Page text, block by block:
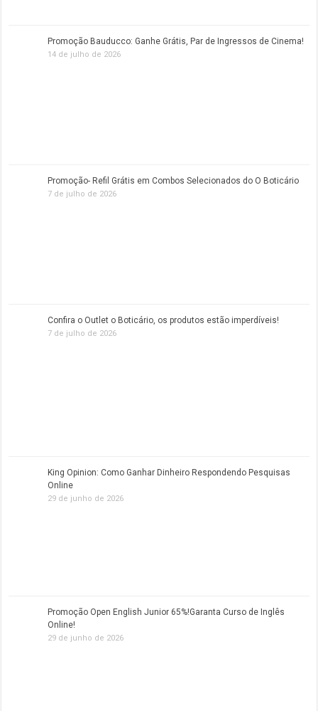
Promoção Bauducco: Ganhe Grátis, Par de Ingressos de Cinema!
14 de julho de 2026
Promoção- Refil Grátis em Combos Selecionados do O Boticário
7 de julho de 2026
Confira o Outlet o Boticário, os produtos estão imperdíveis!
7 de julho de 2026
King Opinion: Como Ganhar Dinheiro Respondendo Pesquisas
Online
29 de junho de 2026
Promoção Open English Junior 65%!Garanta Curso de Inglês
Online!
29 de junho de 2026